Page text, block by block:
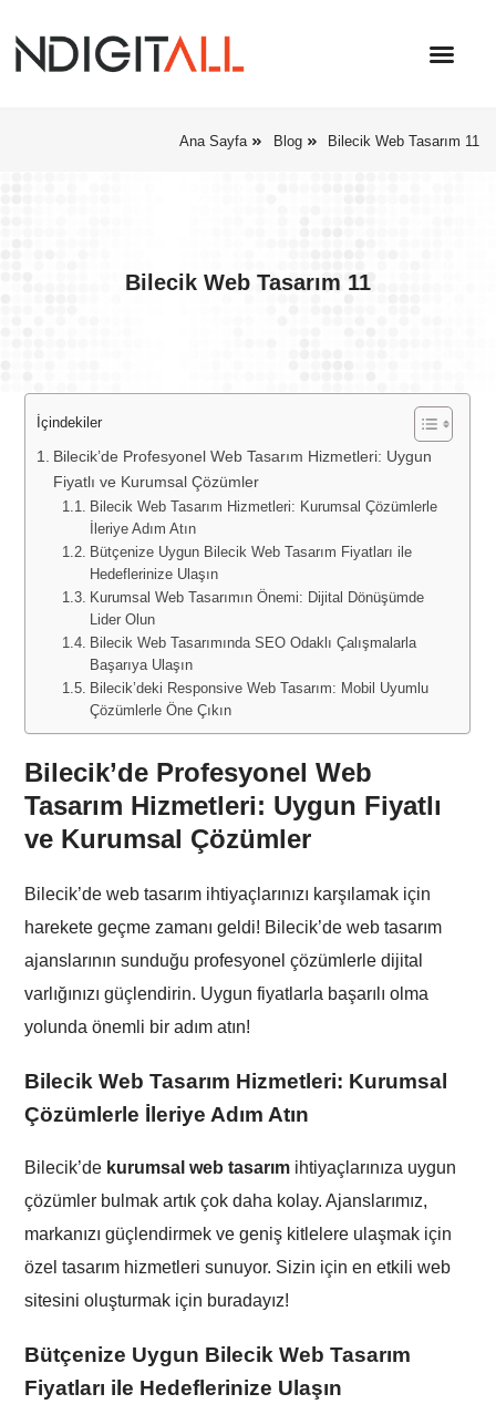
Ana Sayfa Blog Bilecik Web Tasarım 11
Bilecik Web Tasarım 11
İçindekiler
Bilecik’de Profesyonel Web Tasarım Hizmetleri: Uygun
Fiyatlı ve Kurumsal Çözümler
Bilecik Web Tasarım Hizmetleri: Kurumsal Çözümlerle
İleriye Adım Atın
Bütçenize Uygun Bilecik Web Tasarım Fiyatları ile
Hedeflerinize Ulaşın
Kurumsal Web Tasarımın Önemi: Dijital Dönüşümde
Lider Olun
Bilecik Web Tasarımında SEO Odaklı Çalışmalarla
Başarıya Ulaşın
Bilecik’deki Responsive Web Tasarım: Mobil Uyumlu
Çözümlerle Öne Çıkın
Bilecik’de Profesyonel Web
Tasarım Hizmetleri: Uygun Fiyatlı
ve Kurumsal Çözümler
Bilecik’de web tasarım ihtiyaçlarınızı karşılamak için
harekete geçme zamanı geldi! Bilecik’de web tasarım
ajanslarının sunduğu profesyonel çözümlerle dijital
varlığınızı güçlendirin. Uygun fiyatlarla başarılı olma
yolunda önemli bir adım atın!
Bilecik Web Tasarım Hizmetleri: Kurumsal
Çözümlerle İleriye Adım Atın
Bilecik’de kurumsal web tasarım ihtiyaçlarınıza uygun
çözümler bulmak artık çok daha kolay. Ajanslarımız,
markanızı güçlendirmek ve geniş kitlelere ulaşmak için
özel tasarım hizmetleri sunuyor. Sizin için en etkili web
sitesini oluşturmak için buradayız!
Bütçenize Uygun Bilecik Web Tasarım
Fiyatları ile Hedeflerinize Ulaşın